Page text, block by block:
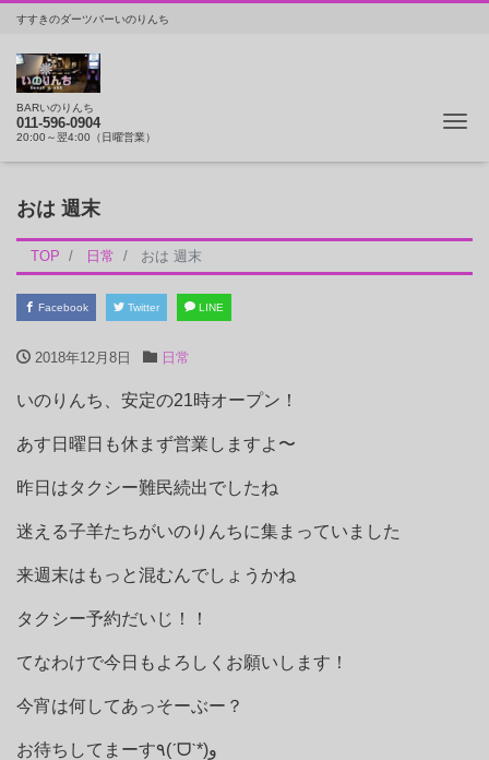
すすきのダーツバーいのりんち
BARいのりんち
011-596-0904
20:00～翌4:00（日曜営業）
ナ
おは 週末
TOP 日常 おは 週末
Facebook Twitter LINE
2018年12月8日 日常
いのりんち、安定の21時オープン！
あす日曜日も休まず営業しますよ〜
昨日はタクシー難民続出でしたね
迷える子羊たちがいのりんちに集まっていました
来週末はもっと混むんでしょうかね
タクシー予約だいじ！！
てなわけで今日もよろしくお願いします！
今宵は何してあっそーぶー？
お待ちしてまーす٩(ˊᗜˋ*)و